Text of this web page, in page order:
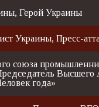
Герой Украины
Украины, Пресс-
союза
Высшего
года»